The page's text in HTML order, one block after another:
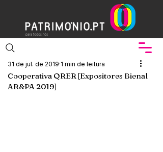
Cooperativa QRER [Expositores Bienal
AR&PA 2019]
31 de jul. de 2019 1 min de leitura